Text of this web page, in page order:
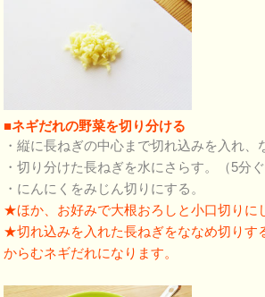
■ネギだれの野菜を切り分ける
・縦に長ねぎの中心まで切れ込みを入れ、
・切り分けた長ねぎを水にさらす。（5分ぐ
・にんにくをみじん切りにする。
★ほか、お好みで大根おろしと小口切りに
★切れ込みを入れた長ねぎをななめ切りす
からむネギだれになります。